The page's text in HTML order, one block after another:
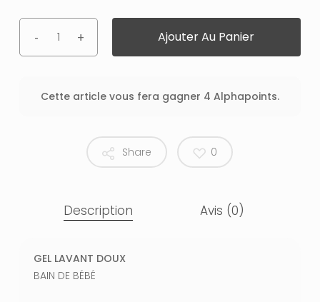
Ajouter Au Panier
Cette article vous fera gagner 4 Alphapoints.
Share 0
Description Avis (0)
GEL LAVANT DOUX
BAIN DE BÉBÉ